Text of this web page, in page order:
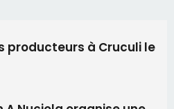
au stade de San
Sainte-Marie et